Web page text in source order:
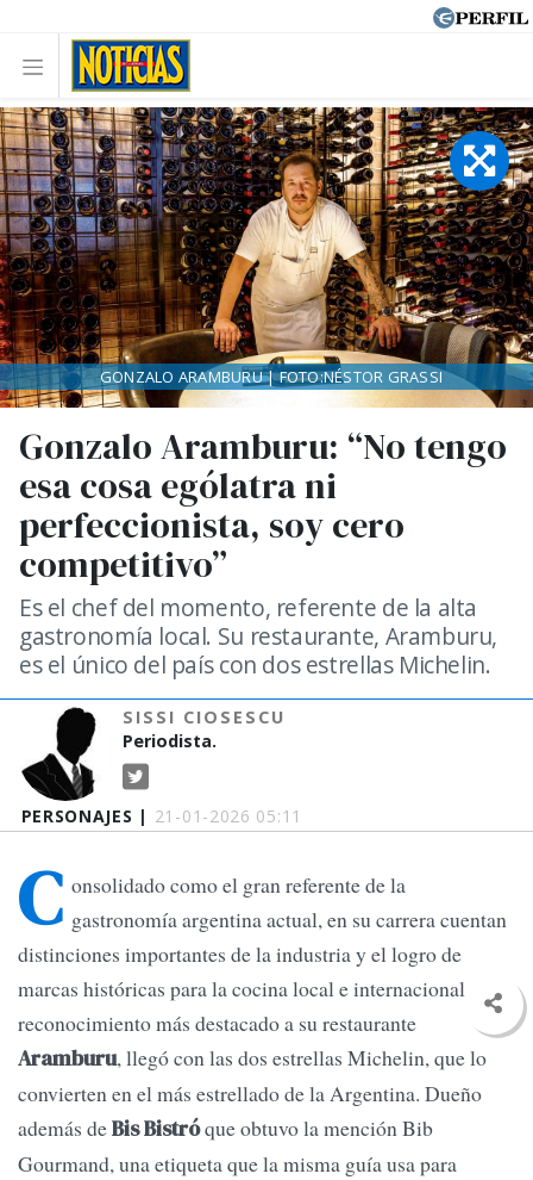
PERSONAJES | 21-01-2026 05:11
Gonzalo Aramburu: “No tengo
esa cosa ególatra ni
perfeccionista, soy cero
competitivo”
Es el chef del momento, referente de la alta
gastronomía local. Su restaurante, Aramburu,
es el único del país con dos estrellas Michelin.
SISSI CIOSESCU
Periodista.
GONZALO ARAMBURU | FOTO:NÉSTOR GRASSI
C onsolidado como el gran referente de la
gastronomía argentina actual, en su carrera cuentan
distinciones importantes de la industria y el logro de
marcas históricas para la cocina local e internacional. El
reconocimiento más destacado a su restaurante
Aramburu, llegó con las dos estrellas Michelin, que lo
convierten en el más estrellado de la Argentina. Dueño
además deBis Bistróque obtuvo la mención Bib
Gourmand, una etiqueta que la misma guía usa para